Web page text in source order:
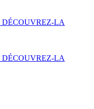
DÉCOUVREZ-LA
DÉCOUVREZ-LA